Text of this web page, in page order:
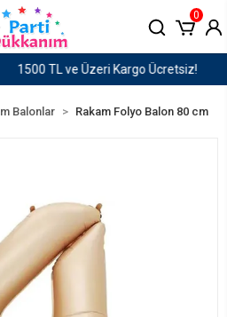
Üzeri Kargo Ücretsiz!
0
Balonlar Rakam Folyo Balon 80 cm